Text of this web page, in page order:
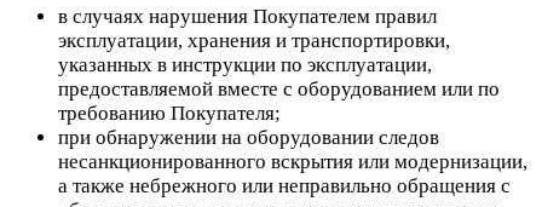
в случаях нарушения Покупателем правил
эксплуатации, хранения и транспортировки,
указанных в инструкции по эксплуатации,
предоставляемой вместе с оборудованием или по
требованию Покупателя;
при обнаружении на оборудовании следов
несанкционированного вскрытия или модернизации,
а также небрежного или неправильно обращения с